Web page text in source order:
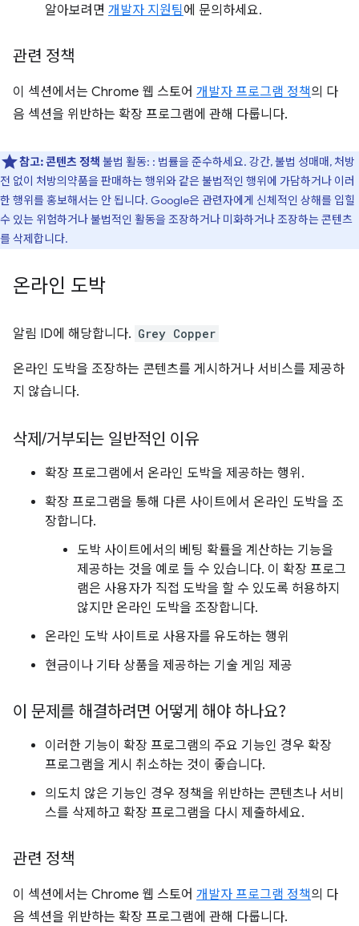
알아보려면 개발자 지원팀에 문의하세요.
관련 정책
이 섹션에서는 Chrome 웹 스토어 개발자 프로그램 정책 의 다
음 섹션을 위반하는 확장 프로그램에 관해 다룹니다.
참고:콘텐츠 정책 불법 활동: : 법률을 준수하세요. 강간, 불법 성매매, 처방
전 없이 처방의약품을 판매하는 행위와 같은 불법적인 행위에 가담하거나 이러
한 행위를 홍보해서는 안 됩니다. Google은 관련자에게 신체적인 상해를 입힐
수 있는 위험하거나 불법적인 활동을 조장하거나 미화하거나 조장하는 콘텐츠
를 삭제합니다.
온라인 도박
알림 ID에 해당합니다. Grey Copper
온라인 도박을 조장하는 콘텐츠를 게시하거나 서비스를 제공하
지 않습니다.
삭제 /거부되는 일반적인 이유
확장 프로그램에서 온라인 도박을 제공하는 행위.
확장 프로그램을 통해 다른 사이트에서 온라인 도박을 조
장합니다.
도박 사이트에서의 베팅 확률을 계산하는 기능을
제공하는 것을 예로 들 수 있습니다. 이 확장 프로그
램은 사용자가 직접 도박을 할 수 있도록 허용하지
않지만 온라인 도박을 조장합니다.
온라인 도박 사이트로 사용자를 유도하는 행위
현금이나 기타 상품을 제공하는 기술 게임 제공
이 문제를 해결하려면 어떻게 해야 하나요?
이러한 기능이 확장 프로그램의 주요 기능인 경우 확장
프로그램을 게시 취소하는 것이 좋습니다.
의도치 않은 기능인 경우 정책을 위반하는 콘텐츠나 서비
스를 삭제하고 확장 프로그램을 다시 제출하세요.
관련 정책
이 섹션에서는 Chrome 웹 스토어 개발자 프로그램 정책 의 다
음 섹션을 위반하는 확장 프로그램에 관해 다룹니다.